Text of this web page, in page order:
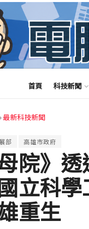
首頁 科技新聞
最新科技新聞
部 高雄市政府
院》
立科
重生